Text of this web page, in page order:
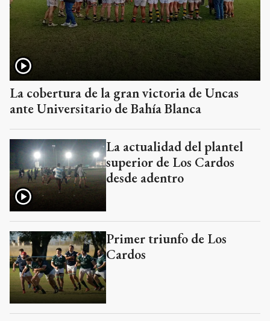
La cobertura de la gran victoria de Uncas
ante Universitario de Bahía Blanca
La actualidad del plantel
superior de Los Cardos
desde adentro
Primer triunfo de Los
Cardos